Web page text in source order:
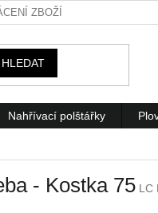
ZBOŽÍ
HLEDAT
Nahřívací polštářky
- Kostka 75 LC